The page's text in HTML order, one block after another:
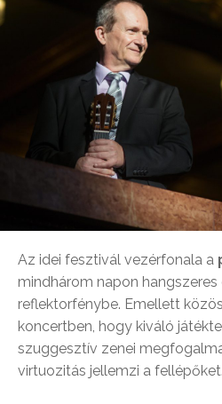
Az idei fesztivál vezérfonala a
mindhárom napon hangszeres
reflektorfénybe. Emellett
koncertben, hogy kiváló
szuggesztív zenei
virtuozitás jellemzi a fellépőket.